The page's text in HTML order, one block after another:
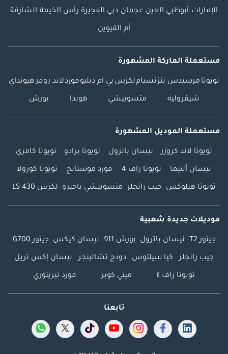
الإمارات أبوظبي العين عجمان دبي الفجيرة رأس الخيمة الشارقة
أم القيوين
مستعملة الماركة المشهورة
تويوتا مرسيدس بنزنسياملكزس بي ام دبليوفوردلاند روفرهيونداي
شيفروليه متسوبيشي هوندا بورش
مستعملة الموديل المشهورة
تويوتا لاند كروزر نيسان باترول تويوتا برادو تويوتا كامري
نيسان ألتيما تويوتا راف 4 فورد موستانج تويوتا كورولا
تويوتا هيلوكس جيب رانجلر متسوبيشي باجيرو لكزس LS 430
موديلات جديدة شعبية
جيتور T2 نيسان باترول بورش 911 نيسان كيكس جيتور G700
جيب رانجلر كيا سيلتوس دودج تشالينجر نيسان إكس تريل
تويوتا راف ٤ ميني كوبر فورد تيريتوري
تابعنا